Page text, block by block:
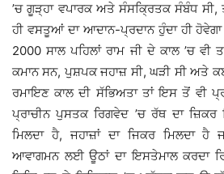
’ਚ ਗੂੜ੍ਹਾ ਵਪਾਰਕ ਅਤੇ ਸੰਸਕ੍ਰਿਤਕ ਸੰਬੰਧ ਸੀ,
ਹੀ ਵਸਤੂਆਂ ਦਾ ਆਦਾਨ-ਪ੍ਰਦਾਨ ਹੁੰਦਾ ਹੀ
2000 ਸਾਲ ਪਹਿਲਾਂ ਰਾਮ ਜੀ ਦੇ ਕਾਲ ’ਚ
ਕਮਾਨ ਸਨ, ਪੁਸ਼ਪਕ ਜਹਾਜ਼ ਸੀ, ਘੜੀ ਸੀ ਅਤੇ
ਰਮਾਇਣ ਕਾਲ ਦੀ ਸੱਭਿਅਤਾ ਤਾਂ ਇਸ ਤੋਂ ਵੀ
ਪ੍ਰਾਚੀਨ ਪੁਸਤਕ ਰਿਗਵੇਦ ’ਚ ਰੱਥ ਦਾ ਜ਼ਿਕਰ
ਮਿਲਦਾ ਹੈ, ਜਹਾਜ਼ਾਂ ਦਾ ਜਿਕਰ ਮਿਲਦਾ ਹੈ
ਆਵਾਗਮਨ ਲਈ ਊਠਾਂ ਦਾ ਇਸਤੇਮਾਲ ਕਰਦਾ